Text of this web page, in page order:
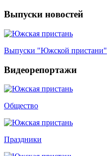
Выпуски новостей
Выпуски "Южской пристани"
Видеорепортажи
Общество
Праздники